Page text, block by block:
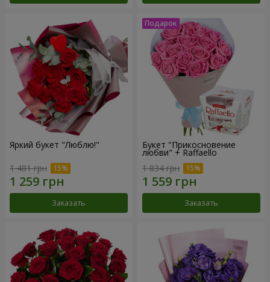
Яркий букет "Люблю!"
1 481 грн
Заказать
Букет "Прикосновение
любви" + Raffaello
1 834 грн
Заказать